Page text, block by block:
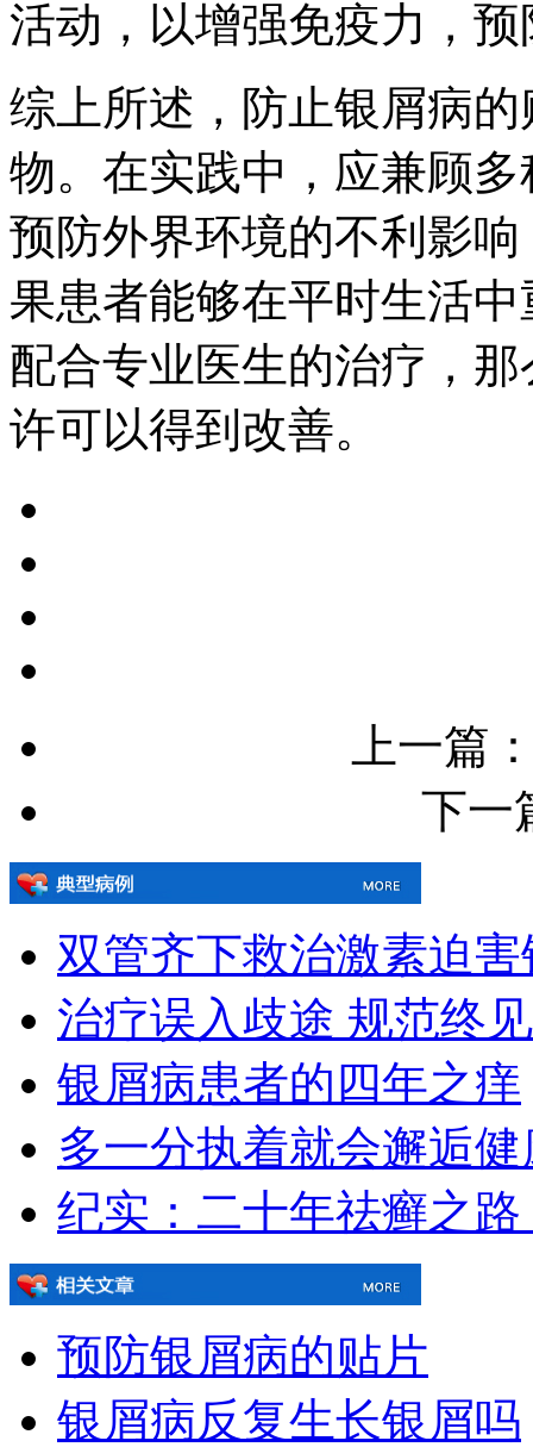
活动，以增强免疫力，
综上所述，防止银屑病
物。在实践中，应兼顾
预防外界环境的不利影
果患者能够在平时生活
配合专业医生的治疗，
许可以得到改善。
上一篇
下一
双管齐下救治激素迫
治疗误入歧途 规范终
银屑病患者的四年之痒
多一分执着就会邂逅健
纪实：二十年祛癣之
预防银屑病的贴片
银屑病反复生长银屑吗